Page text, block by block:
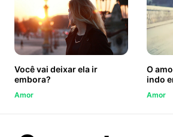
Você vai deixar ela ir
embora?
Amor
O
indo
Amor